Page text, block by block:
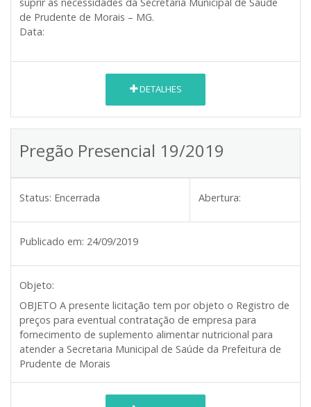
de Prudente de Morais – MG.
Data:
DETALHES
Pregão Presencial 19/2019
Status: Encerrada Abertura:
Publicado em: 24/09/2019
Objeto:
OBJETO A presente licitação tem por objeto o Registro de
preços para eventual contratação de empresa para
fornecimento de suplemento alimentar nutricional para
atender a Secretaria Municipal de Saúde da Prefeitura de
Prudente de Morais